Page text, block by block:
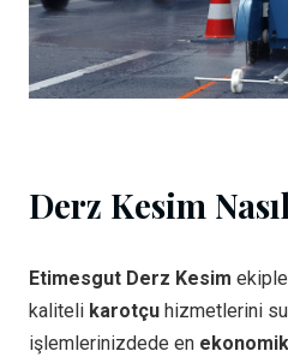
Derz Kesim
Etimesgut Derz Kesim
kaliteli karotçu hizmetlerini
işlemlerinizdede en